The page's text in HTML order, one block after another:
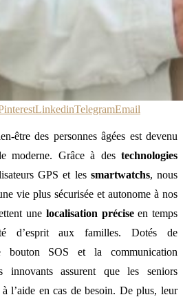
LinkedinTelegramEmail
être des personnes âgées est devenu
moderne. Grâce à des technologies
GPS et les smartwatchs, nous
vie plus sécurisée et autonome à nos
une localisation préciseen temps
d’esprit aux familles. Dotés de
bouton SOS et la communication
innovants assurent que les seniors
l’aide en cas de besoin. De plus, leur